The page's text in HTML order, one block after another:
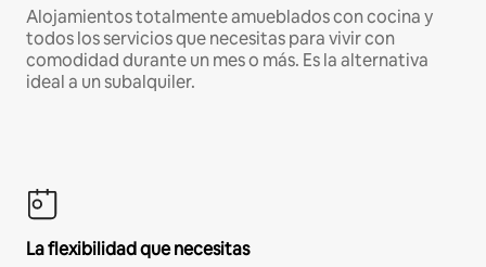
Alojamientos totalmente amueblados con cocina y
todos los servicios que necesitas para vivir con
comodidad durante un mes o más. Es la alternativa
ideal a un subalquiler.
La flexibilidad que necesitas